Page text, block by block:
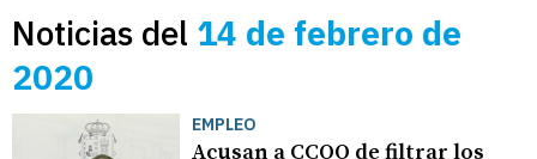
Noticias del 14 de febrero de
2020
EMPLEO
Acusan a CCOO de filtrar los